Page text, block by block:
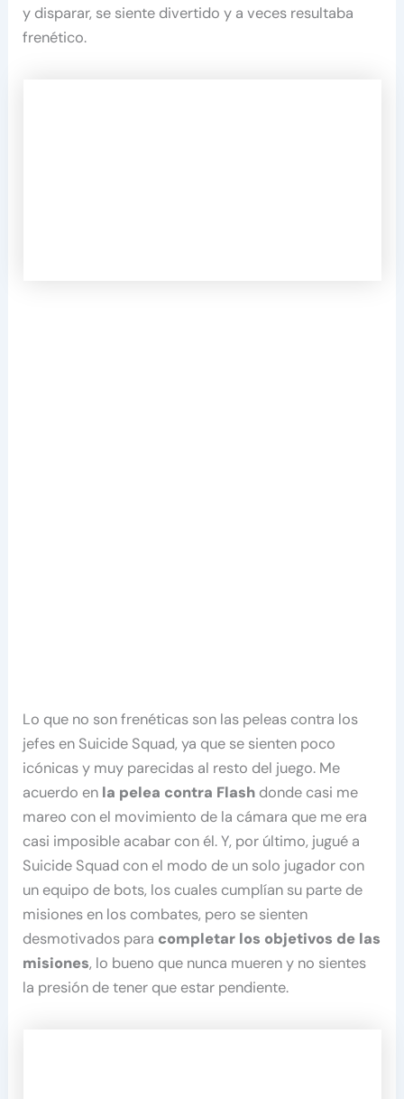
y disparar, se siente divertido y a veces resultaba
frenético.
Lo que no son frenéticas son las peleas contra los
jefes en Suicide Squad, ya que se sienten poco
icónicas y muy parecidas al resto del juego. Me
acuerdo en la pelea contra Flash donde casi me
mareo con el movimiento de la cámara que me era
casi imposible acabar con él. Y, por último, jugué a
Suicide Squad con el modo de un solo jugador con
un equipo de bots, los cuales cumplían su parte de
misiones en los combates, pero se sienten
desmotivados para completar los objetivos de las
misiones, lo bueno que nunca mueren y no sientes
la presión de tener que estar pendiente.